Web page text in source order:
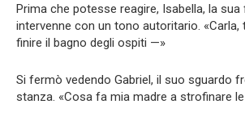
Prima che potesse reagire, Isabella, la sua
intervenne con un tono autoritario. «Carla,
finire il bagno degli ospiti —»
Si fermò vedendo Gabriel, il suo sguardo
stanza. «Cosa fa mia madre a strofinare